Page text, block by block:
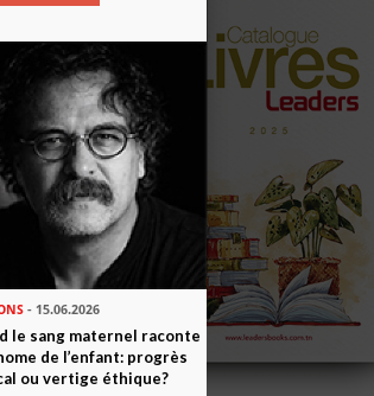
- 15.06.2026
le sang maternel raconte
de l’enfant: progrès
ou vertige éthique?